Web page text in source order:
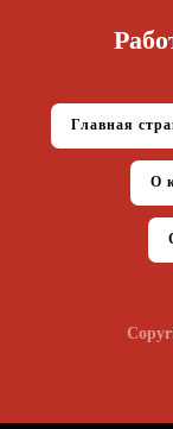
Главная
О